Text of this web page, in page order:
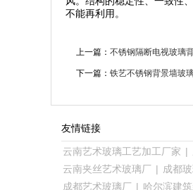
不能再利用。
上一篇： 不锈钢隔断电视玻璃
下一篇： 铁艺不锈钢背景墙玻
友情链接
云南艺术玻璃工艺加工厂家 |
云南夹丝艺术玻璃厂 | 成都
成都艺术玻璃厂 | 哈尔滨建